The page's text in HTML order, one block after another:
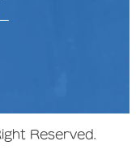
Reserved.